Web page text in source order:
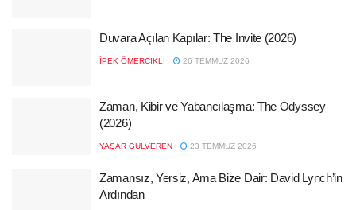
Duvara Açılan Kapılar: The Invite (2026)
İPEK ÖMERCIKLI 26 TEMMUZ 2026
Zaman, Kibir ve Yabancılaşma: The Odyssey
(2026)
YAŞAR GÜLVEREN 23 TEMMUZ 2026
Zamansız, Yersiz, Ama Bize Dair: David Lynch’in
Ardından